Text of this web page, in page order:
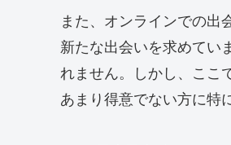
また、オンラインでの出
新たな出会いを求めてい
れません。しかし、ここ
あまり得意でない方に特